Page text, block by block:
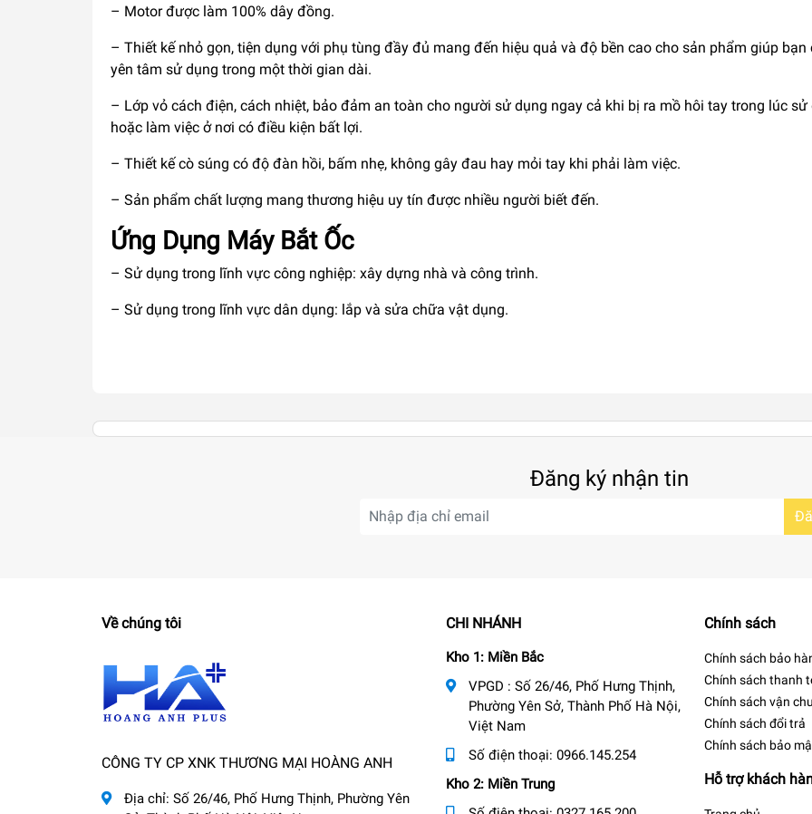
– Motor được làm 100% dây đồng.
– Thiết kế nhỏ gọn, tiện dụng với phụ tùng đầy đủ mang đến hiệu quả và độ bền cao cho sản phẩm giúp bạn
yên tâm sử dụng trong một thời gian dài.
– Lớp vỏ cách điện, cách nhiệt, bảo đảm an toàn cho người sử dụng ngay cả khi bị ra mồ hôi tay trong lúc sử
hoặc làm việc ở nơi có điều kiện bất lợi.
– Thiết kế cò súng có độ đàn hồi, bấm nhẹ, không gây đau hay mỏi tay khi phải làm việc.
– Sản phẩm chất lượng mang thương hiệu uy tín được nhiều người biết đến.
Ứng Dụng Máy Bắt Ốc
– Sử dụng trong lĩnh vực công nghiệp: xây dựng nhà và công trình.
– Sử dụng trong lĩnh vực dân dụng: lắp và sửa chữa vật dụng.
Đăng ký nhận tin
Về chúng tôi
CÔNG TY CP XNK THƯƠNG MẠI HOÀNG ANH
Địa chỉ: Số 26/46, Phố Hưng Thịnh, Phường Yên
CHI NHÁNH
Kho 1: Miền Bắc
VPGD : Số 26/46, Phố Hưng Thịnh,
Phường Yên Sở, Thành Phố Hà Nội,
Việt Nam
Số điện thoại: 0966.145.254
Kho 2: Miền Trung
Chính sách
Chính sách bảo
Chính sách thanh
Chính sách vận
Chính sách đổi trả
Chính sách bảo
Hỗ trợ khách